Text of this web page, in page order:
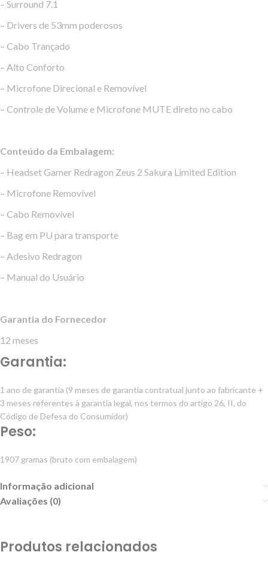
– Surround 7.1
– Drivers de 53mm poderosos
– Cabo Trançado
– Alto Conforto
– Microfone Direcional e Removível
– Controle de Volume e Microfone MUTE direto no cabo
Conteúdo da Embalagem:
– Headset Gamer Redragon Zeus 2 Sakura Limited Edition
– Microfone Removível
– Cabo Removível
– Bag em PU para transporte
– Adesivo Redragon
– Manual do Usuário
Garantia do Fornecedor
12 meses
Garantia:
1 ano de garantia (9 meses de garantia contratual junto ao fabricante +
3 meses referentes à garantia legal, nos termos do artigo 26, II, do
Código de Defesa do Consumidor)
Peso:
1907 gramas (bruto com embalagem)
Informação adicional
Avaliações (0)
Produtos relacionados